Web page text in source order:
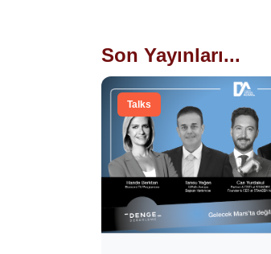
Son Yayınları...
Talks